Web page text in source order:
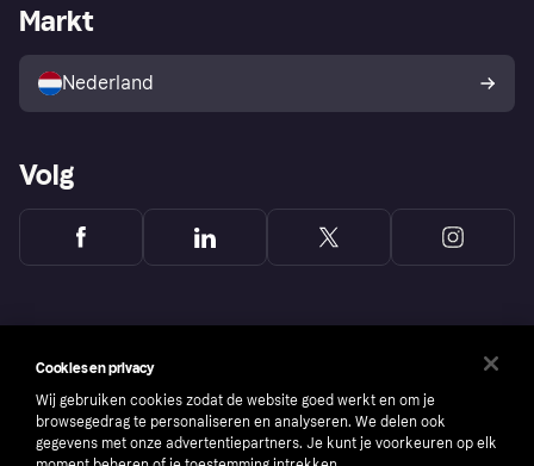
Winkeloverzicht
Kopersbescherming voor
consumenten
Zakelijke login
Markt
Nederland
Volg
Cookies en privacy
Wij gebruiken cookies zodat de website goed werkt en om je
browsegedrag te personaliseren en analyseren. We delen ook
gegevens met onze advertentiepartners. Je kunt je voorkeuren op elk